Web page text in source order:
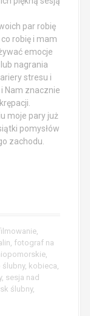
par robię
robię i mam
emocje
nagrania
stresu i
Nam znacznie
moje pary już
pomysłów
zachodu.
fotograf na
ślubny, kobieca
, sesja nad
ślubny,